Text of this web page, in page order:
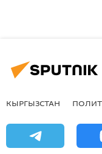
КЫРГЫЗСТАН